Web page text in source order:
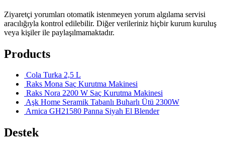
Ziyaretçi yorumları otomatik istenmeyen yorum algılama servisi
aracılığıyla kontrol edilebilir. Diğer verileriniz hiçbir kurum kuruluş
veya kişiler ile paylaşılmamaktadır.
Products
Cola Turka 2,5 L
Raks Mona Saç Kurutma Makinesi
Raks Nora 2200 W Saç Kurutma Makinesi
Aşk Home Seramik Tabanlı Buharlı Ütü 2300W
Arnica GH21580 Panna Siyah El Blender
Destek